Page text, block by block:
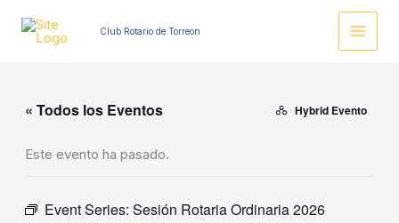
Club Rotario de Torreon
« Todos los Eventos Hybrid Evento
Este evento ha pasado.
Event Series:Sesión Rotaria Ordinaria 2026